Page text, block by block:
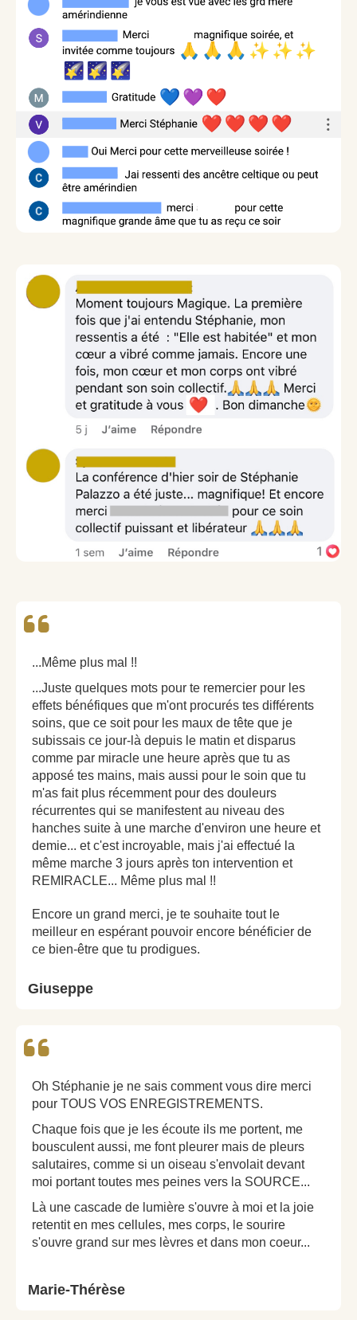
...Même plus mal !!
...Juste quelques mots pour te remercier pour les
effets bénéfiques que m'ont procurés tes différents
soins, que ce soit pour les maux de tête que je
subissais ce jour-là depuis le matin et disparus
comme par miracle une heure après que tu as
apposé tes mains, mais aussi pour le soin que tu
m'as fait plus récemment pour des douleurs
récurrentes qui se manifestent au niveau des
hanches suite à une marche d'environ une heure et
demie... et c'est incroyable, mais j'ai effectué la
même marche 3 jours après ton intervention et
REMIRACLE... Même plus mal !!
Encore un grand merci, je te souhaite tout le
meilleur en espérant pouvoir encore bénéficier de
ce bien-être que tu prodigues.
Giuseppe
Oh Stéphanie je ne sais comment vous dire merci
pour TOUS VOS ENREGISTREMENTS.
Chaque fois que je les écoute ils me portent, me
bousculent aussi, me font pleurer mais de pleurs
salutaires, comme si un oiseau s'envolait devant
moi portant toutes mes peines vers la SOURCE...
Là une cascade de lumière s'ouvre à moi et la joie
retentit en mes cellules, mes corps, le sourire
s'ouvre grand sur mes lèvres et dans mon coeur...
Marie-Thérèse